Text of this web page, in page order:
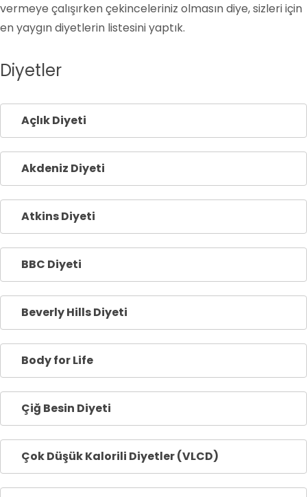
vermeye çalışırken çekinceleriniz olmasın diye, sizleri için
en yaygın diyetlerin listesini yaptık.
Diyetler
Açlık Diyeti
Akdeniz Diyeti
Atkins Diyeti
BBC Diyeti
Beverly Hills Diyeti
Body for Life
Çiğ Besin Diyeti
Çok Düşük Kalorili Diyetler (VLCD)